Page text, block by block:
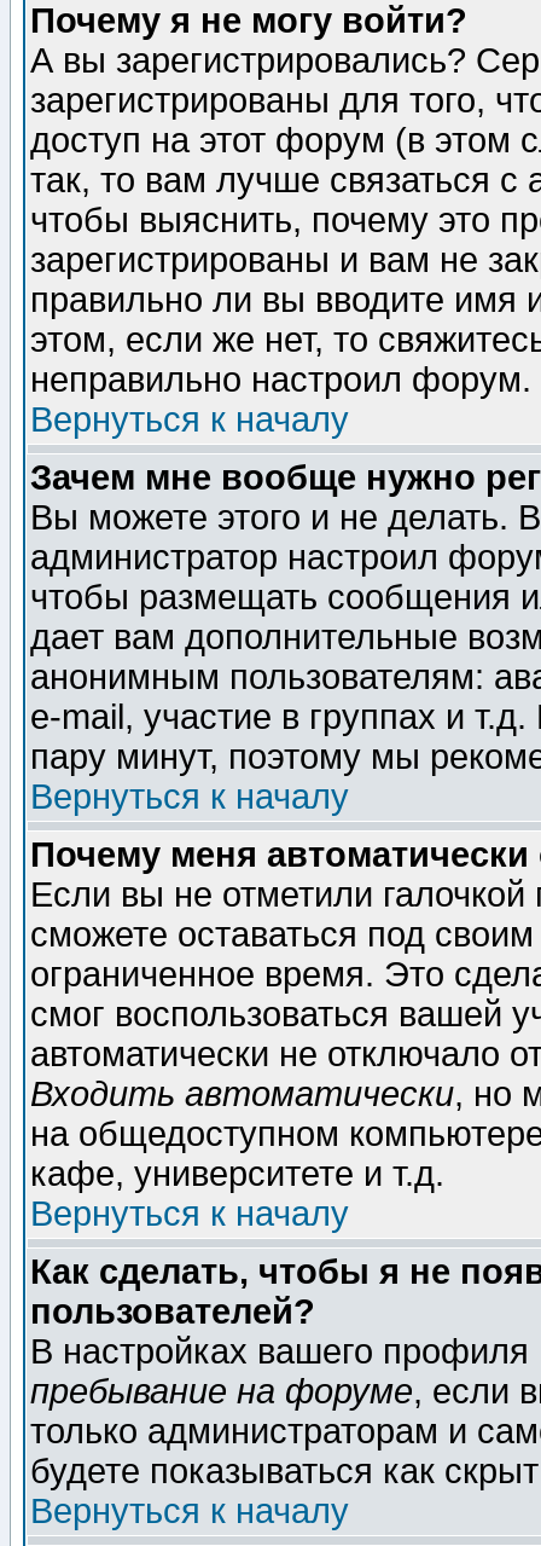
Почему я не могу войти?
А вы зарегистрировались?
зарегистрированы для того,
доступ на этот форум (в этом
так, то вам лучше связаться
чтобы выяснить, почему это
зарегистрированы и вам не
правильно ли вы вводите
этом, если же нет, то
неправильно настроил форум.
Вернуться к началу
Зачем мне вообще нужно
Вы можете этого и не делать.
администратор настроил
чтобы размещать сообщения
дает вам дополнительные
анонимным пользователям:
e-mail, участие в группах и
пару минут, поэтому мы
Вернуться к началу
Почему меня автоматически
Если вы не отметили галочкой
сможете оставаться под
ограниченное время. Это
смог воспользоваться вашей
автоматически не отключало
Входить автоматически, но
на общедоступном
кафе, университете и т.д.
Вернуться к началу
Как сделать, чтобы я не
пользователей?
В настройках вашего
пребывание на форуме, если
только администраторам и
будете показываться как
Вернуться к началу